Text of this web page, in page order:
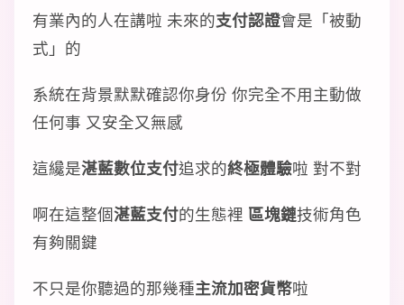
有業內的人在講啦 未來的支付認證會是「被動
式」的
系統在背景默默確認你身份 你完全不用主動做
任何事 又安全又無感
這纔是湛藍數位支付追求的終極體驗啦 對不對
啊在這整個湛藍支付的生態裡 區塊鏈技術角色
有夠關鍵
不只是你聽過的那幾種主流加密貨幣啦